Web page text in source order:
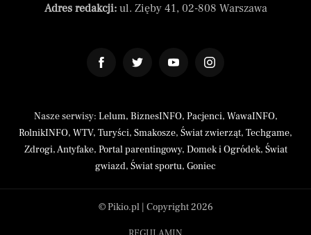
Adres redakcji:ul. Zięby 41, 02-808 Warszawa
Nasze serwisy: Lelum, BiznesINFO, Pacjenci, WawaINFO,
RolnikINFO, WTV, Turyści, Smakosze, Świat zwierząt, Techgame,
Zdrogi,Antyfake, Portal parentingowy, Domek i Ogródek, Świat
gwiazd, Świat sportu, Goniec
© Pikio.pl | Copyright 2026